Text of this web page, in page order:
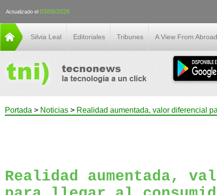
Actualizado el 03/08/2026
Silvia Leal Editoriales Tribunes A View From Abroad
Portada > Noticias > Realidad aumentada, valor diferencial
Realidad aumentada,